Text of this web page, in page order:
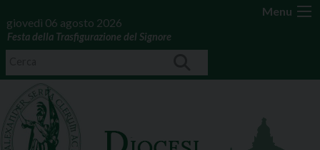
Menu
giovedì 06 agosto 2026
Festa della Trasfigurazione del Signore